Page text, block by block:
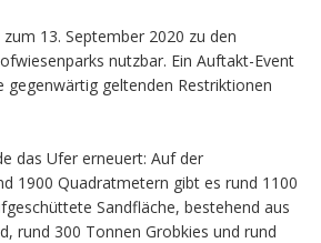
13. September 2020 zu den
nutzbar. Ein Auftakt-Event
gegenwärtig geltenden Restriktionen
das Ufer erneuert: Auf der
1900 Quadratmetern gibt es rund 1100
Sandfläche, bestehend aus
rund 300 Tonnen Grobkies und rund